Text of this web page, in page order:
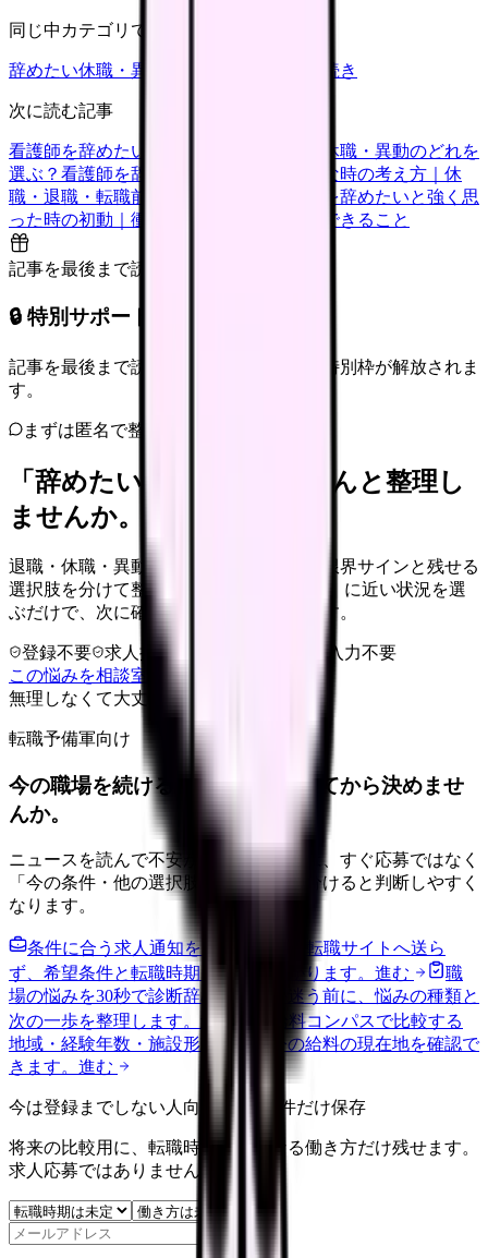
同じ中カテゴリで見る
辞めたい休職・異動 退職手続き
次に読む記事
看護師を辞めたい時の判断基準｜転職・休職・異動のどれを
選ぶ？ 看護師を辞めたいけどお金が不安な時の考え方｜休
職・退職・転職前に確認すること
看護師を辞めたいと強く思
った時の初動｜衝動的に辞める前に今日できること
記事を最後まで読むと解放
🔒 特別サポート枠（未開放）
記事を最後まで読むと、転職サポートの特別枠が解放されま
す。
まずは匿名で整理
「辞めたい」を、カンゴさんと整理し
ませんか。
退職・休職・異動を急いで決める前に、限界サインと残せる
選択肢を分けて整理します。 「辞めたい」に近い状況を選
ぶだけで、次に確認することまで進めます。
登録不要 求人押し売りなし
病院名は入力不要
この悩みを相談室で整理する
無理しなくて大丈夫
転職予備軍向け
今の職場を続けるか、条件を比べてから決めませ
んか。
ニュースを読んで不安が強くなった時は、すぐ応募ではなく
「今の条件・他の選択肢・相談先」を分けると判断しやすく
なります。
条件に合う求人通知を受け取る
外部転職サイトへ送ら
ず、希望条件と転職時期を自社で預かります。 進む
職
場の悩みを30秒で診断辞めるべきか迷う前に、悩みの種類と
次の一歩を整理します。
進む
給料コンパスで比較する
地域・経験年数・施設形態から、今の給料の現在地を確認で
きます。 進む
今は登録までしない人向け: 希望条件だけ保存
将来の比較用に、転職時期と気になる働き方だけ残せます。
求人応募ではありません。
保存